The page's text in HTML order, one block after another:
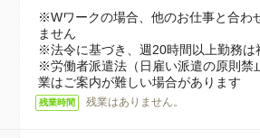
※Wワークの場合、他のお仕事と合わ
ません
※法令に基づき、週20時間以上勤務は
※労働者派遣法（日雇い派遣の原則禁
業はご案内が難しい場合があります
残業時間 残業はありません。